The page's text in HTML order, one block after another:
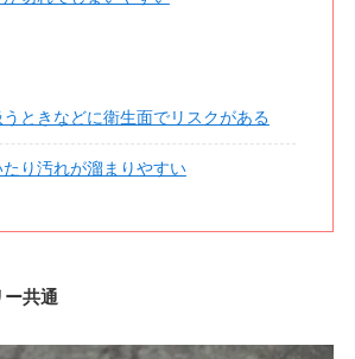
ときなどに衛生面でリスクがある
り汚れが溜まりやすい
ー共通